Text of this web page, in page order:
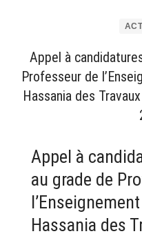
Appel à
Professeur de
Hassania des
Appel à
au grade de
Hassania des